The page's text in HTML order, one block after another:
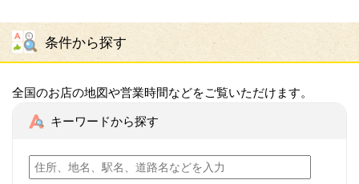
条件から探す
全国のお店の地図や営業時間などをご覧いただけます。
キーワードから探す